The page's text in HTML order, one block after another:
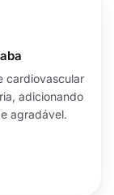
cardiovascular
adicionando
agradável.